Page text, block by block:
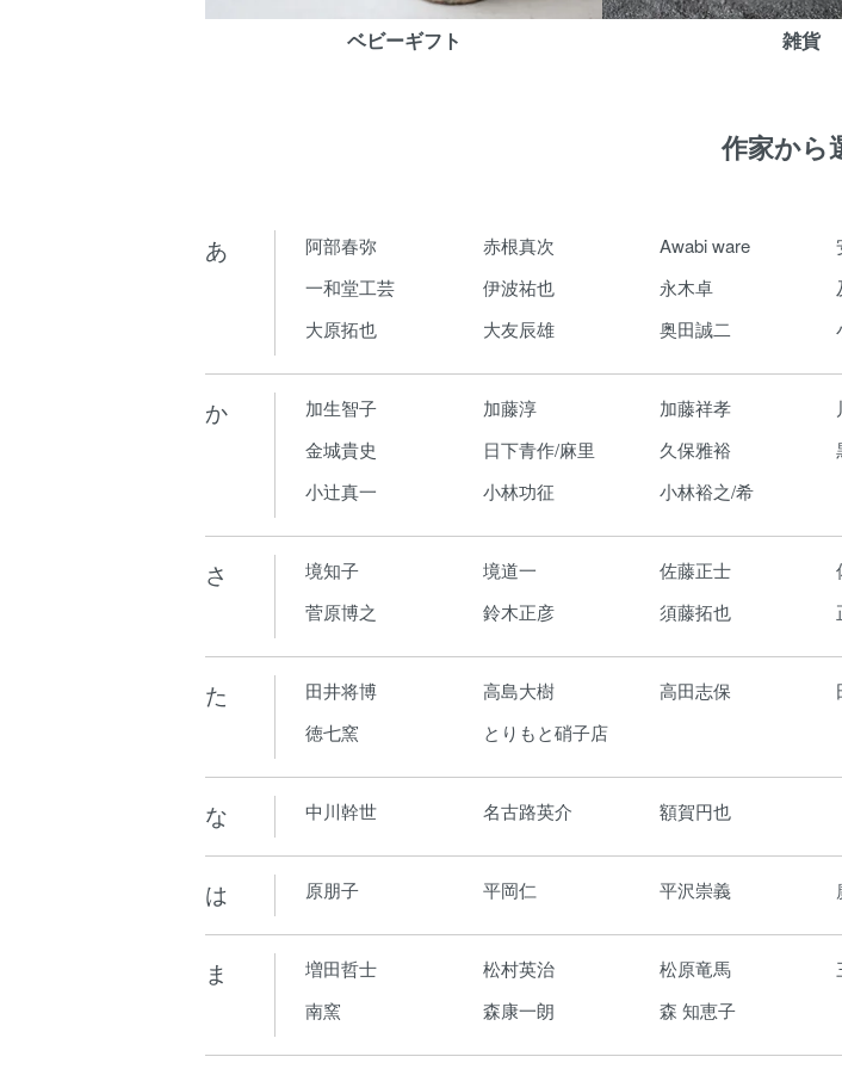
ベビーギフト 雑貨
作家から
あ 阿部春弥 赤根真次 Awabi ware
一和堂工芸
伊波祐也 永木卓
大原拓也
大友辰雄 奥田誠二
か 加生智子 加藤淳 加藤祥孝
金城貴史
日下青作/麻里 久保雅裕
小辻真一
小林功征 小林裕之/希
さ 境知子 境道一 佐藤正士
菅原博之
鈴木正彦 須藤拓也
た 田井将博 高島大樹 高田志保
徳七窯
とりもと硝子店
な 中川幹世 名古路英介 額賀円也
は 原朋子 平岡仁 平沢崇義
ま 増田哲士 松村英治 松原竜馬
南窯
森康一朗 森 知恵子